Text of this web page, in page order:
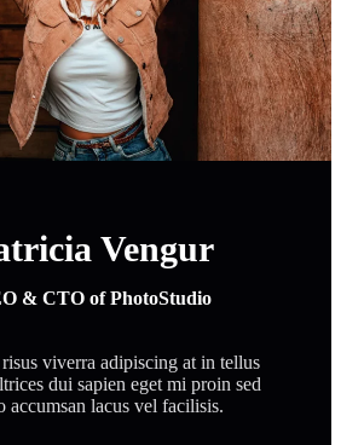
Vengur
& CTO of PhotoStudio
viverra adipiscing at in tellus
dui sapien eget mi proin sed
accumsan lacus vel facilisis.